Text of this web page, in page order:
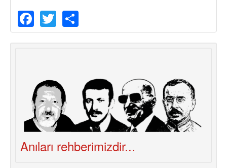
Facebook
Twitter
Anıları rehberimizdir...